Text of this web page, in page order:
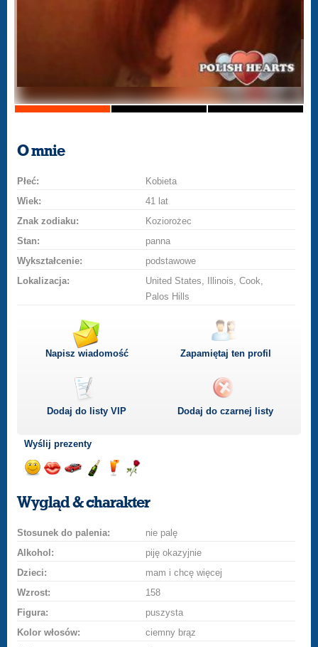
O mnie
Płeć:
Kobieta
Wiek:
41 lat
Znak zodiaku:
Koziorożec
Stan:
panna
Wykształcenie:
podstawowe
Lokalizacja:
United States, Illinois, Cook,
Palos Hills
Napisz wiadomość Zapamiętaj ten profil
Dodaj do listyVIP Dodaj do czarnej listy
Wyślij prezenty
uśmiech
buziakasamochodem
szampana
drinka
różę
Wygląd & charakter
Stosunek do palenia:
nie palę
Alkohol:
piję okazyjnie
Dzieci:
mam i chcę więcej
Wzrost:
158
Figura:
puszysta
Kolor włosów:
ciemny brąz